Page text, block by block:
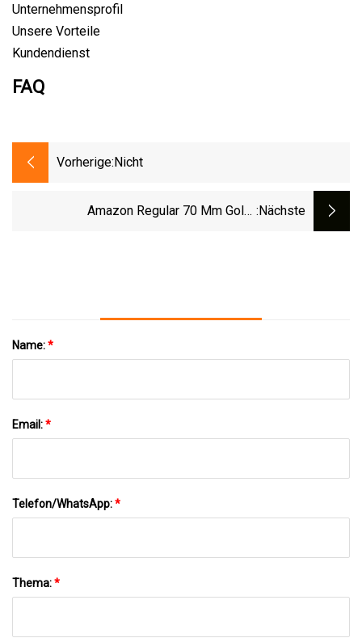
Unternehmensprofil
Unsere Vorteile
Kundendienst
FAQ
Vorherige: Nicht
Amazon Regular 70 Mm Gold- :nächste
Name:*
Email:*
Telefon/WhatsApp:*
Thema:*